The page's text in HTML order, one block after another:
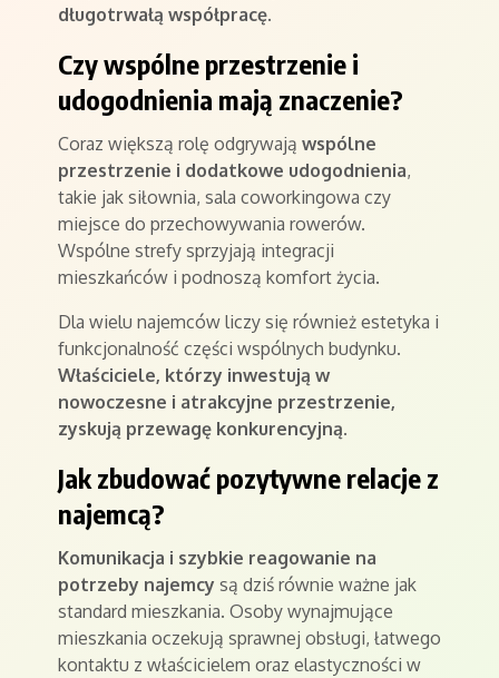
długotrwałą współpracę.
Czy wspólne przestrzenie i
udogodnienia mają znaczenie?
Coraz większą rolę odgrywają wspólne
przestrzenie i dodatkowe udogodnienia,
takie jak siłownia, sala coworkingowa czy
miejsce do przechowywania rowerów.
Wspólne strefy sprzyjają integracji
mieszkańców i podnoszą komfort życia.
Dla wielu najemców liczy się również estetyka i
funkcjonalność części wspólnych budynku.
Właściciele, którzy inwestują w
nowoczesne i atrakcyjne przestrzenie,
zyskują przewagę konkurencyjną.
Jak zbudować pozytywne relacje z
najemcą?
Komunikacja i szybkie reagowanie na
potrzeby najemcy są dziś równie ważne jak
standard mieszkania. Osoby wynajmujące
mieszkania oczekują sprawnej obsługi, łatwego
kontaktu z właścicielem oraz elastyczności w